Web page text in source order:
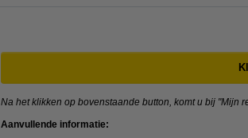
Na het klikken op bovenstaande button, komt u bij "Mijn
Aanvullende informatie: